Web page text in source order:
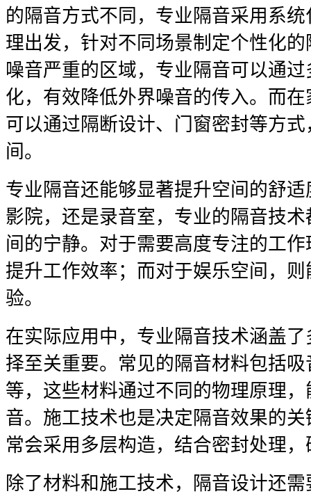
的隔音方式不同，专业隔音采用系
理出发，针对不同场景制定个性化
噪音严重的区域，专业隔音可以通
化，有效降低外界噪音的传入。而
可以通过隔断设计、门窗密封等方
间。
专业隔音还能够显著提升空间的舒
影院，还是录音室，专业的隔音技
间的宁静。对于需要高度专注的工
提升工作效率；而对于娱乐空间，
验。
在实际应用中，专业隔音技术涵盖
择至关重要。常见的隔音材料包括
等，这些材料通过不同的物理原理
音。施工技术也是决定隔音效果的
常会采用多层构造，结合密封处理
除了材料和施工技术，隔音设计还